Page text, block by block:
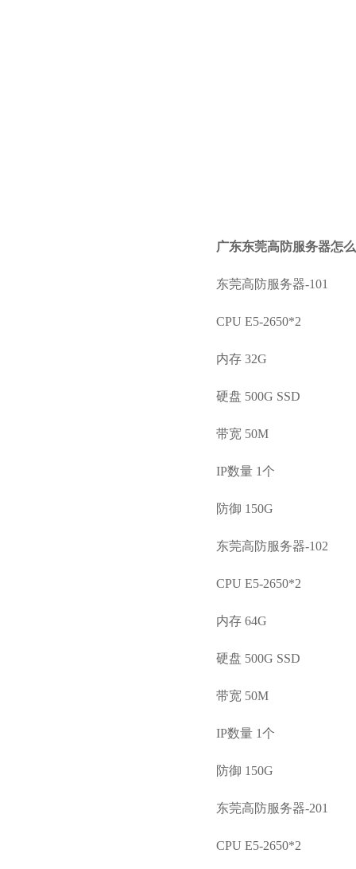
广东东莞高防服务器怎
东莞高防服务器-101
CPU E5-2650*2
内存 32G
硬盘 500G SSD
带宽 50M
IP数量 1个
防御 150G
东莞高防服务器-102
CPU E5-2650*2
内存 64G
硬盘 500G SSD
带宽 50M
IP数量 1个
防御 150G
东莞高防服务器-201
CPU E5-2650*2